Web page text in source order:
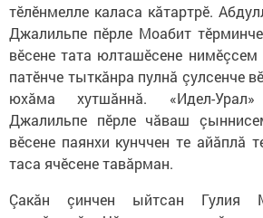
тӗлӗнмелле каласа кăтартрӗ.
Джалильпе пӗрле Моабит
вӗсене тата юлташӗсене
патӗнче тыткăнра пулнă çулсенче
юхăма хутшăннă. «Идел-
Джалильпе пӗрле чăваш
вӗсене паянхи кунччен те айăплă
таса ячӗсене тавăрман.
Çакăн çинчен ыйтсан Гулия